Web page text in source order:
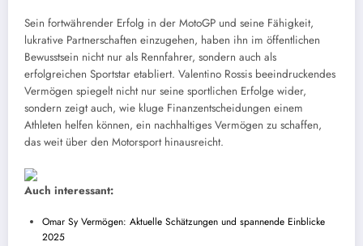
Sein fortwährender Erfolg in der MotoGP und seine Fähigkeit,
lukrative Partnerschaften einzugehen, haben ihn im öffentlichen
Bewusstsein nicht nur als Rennfahrer, sondern auch als
erfolgreichen Sportstar etabliert. Valentino Rossis beeindruckendes
Vermögen spiegelt nicht nur seine sportlichen Erfolge wider,
sondern zeigt auch, wie kluge Finanzentscheidungen einem
Athleten helfen können, ein nachhaltiges Vermögen zu schaffen,
das weit über den Motorsport hinausreicht.
Auch interessant:
Omar Sy Vermögen: Aktuelle Schätzungen und spannende Einblicke
2025